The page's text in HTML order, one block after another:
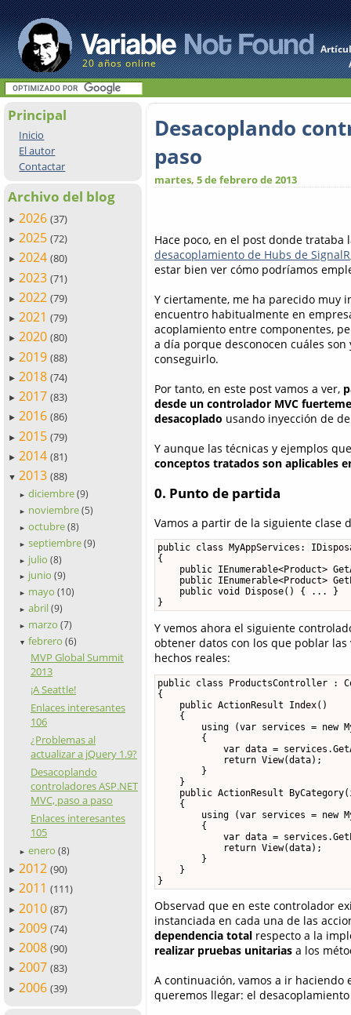
20 años online
Principal
Inicio
El autor
Contactar
Archivo del blog
► 2026 (37)
► 2025 (72)
► 2024 (80)
► 2023 (71)
► 2022 (79)
► 2021 (79)
► 2020 (80)
► 2019 (88)
► 2018 (74)
► 2017 (83)
► 2016 (86)
► 2015 (79)
► 2014 (81)
▼ 2013 (88)
► diciembre (9)
► noviembre (5)
► octubre (8)
► septiembre (9)
► julio (8)
► junio (9)
► mayo (10)
► abril (9)
► marzo (7)
▼ febrero (6)
MVP Global Summit
2013
¡A Seattle!
Enlaces interesantes
106
¿Problemas al
actualizar a jQuery 1.9?
Desacoplando
controladores ASP.NET
MVC, paso a paso
Enlaces interesantes
105
► enero (8)
► 2012 (90)
► 2011 (111)
► 2010 (87)
► 2009 (74)
► 2008 (90)
► 2007 (83)
► 2006 (39)
Desacoplando
paso
martes, 5 de febrero de 2013
Hace poco, en el post donde trataba
desacoplamiento de Hubs de SignalR
estar bien ver cómo podríamos
Y ciertamente, me ha parecido muy
encuentro habitualmente en
acoplamiento entre componentes,
a día porque desconocen cuáles
conseguirlo.
Por tanto, en este post vamos a ver,
desde un controlador MVC
desacoplado usando inyección de
Y aunque las técnicas y ejemplos
conceptos tratados son aplicables
0. Punto de partida
Vamos a partir de la siguiente clase
public class MyAppServices:
{
public IEnumerable<Product>
public IEnumerable<Product>
    public void Dispose() { ... }
}
Y vemos ahora el siguiente
obtener datos con los que poblar
hechos reales:
public class ProductsController :
{
    public ActionResult Index()
    {
using (var services = new
        {
var data =
            return View(data);
        }
    }
public ActionResult
    {
using (var services = new
        {
var data =
            return View(data);
        }
    }
}
Observad que en este controlador
instanciada en cada una de las
dependencia total respecto a la
realizar pruebas unitarias a los
A continuación, vamos a ir
queremos llegar: el